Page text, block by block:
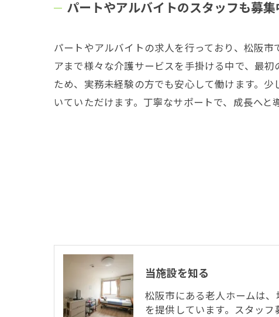
パートやアルバイトのスタッフも募集
パートやアルバイトの求人を行っており、松阪
アまで様々な介護サービスを手掛ける中で、最
ため、実務未経験の方でも安心して働けます。
いていただけます。丁寧なサポートで、成長へと
当施設を知る
松阪市にある老人ホームは
を提供しています。スタッ